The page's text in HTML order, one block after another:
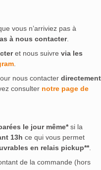
vous n’arriviez pas à
à nous contacter.
et nous suivre via les
nous contacter directement
consulter notre page de
le jour même*si la
13h ce qui vous permet
en relais pickup**.
de la commande (hors